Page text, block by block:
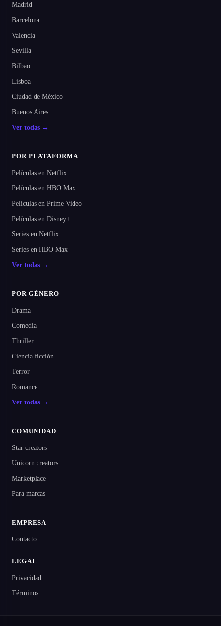
Madrid
Barcelona
Valencia
Sevilla
Bilbao
Lisboa
Ciudad de México
Buenos Aires
Ver todas →
POR PLATAFORMA
Películas en Netflix
Películas en HBO Max
Películas en Prime Video
Películas en Disney+
Series en Netflix
Series en HBO Max
Ver todas →
POR GÉNERO
Drama
Comedia
Thriller
Ciencia ficción
Terror
Romance
Ver todas →
COMUNIDAD
Star creators
Unicorn creators
Marketplace
Para marcas
EMPRESA
Contacto
LEGAL
Privacidad
Términos